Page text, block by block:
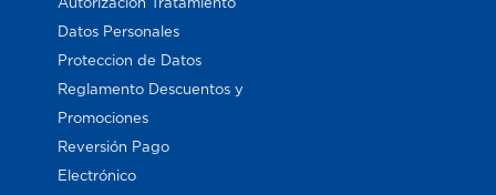
Datos Personales
Proteccion de Datos
Reglamento Descuentos y
Promociones
Reversión Pago
Electrónico